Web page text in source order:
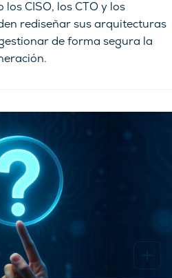
CISO, los CTO y los
rediseñar sus arquitecturas
de forma segura la